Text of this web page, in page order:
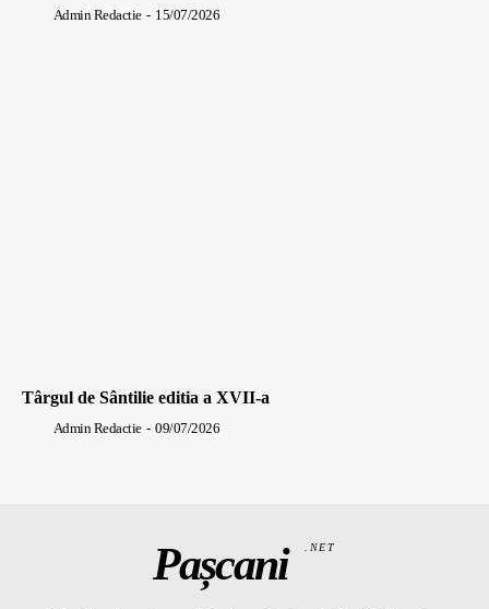
Admin Redactie - 15/07/2026
Târgul de Sântilie editia a XVII-a
Admin Redactie - 09/07/2026
Pașcani .NET